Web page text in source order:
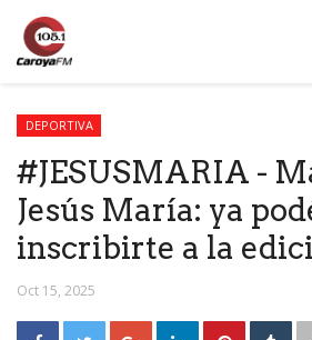
DEPORTIVA
#JESUSMARIA -
Jesús María: ya
inscribirte a la
Oct 15, 2025